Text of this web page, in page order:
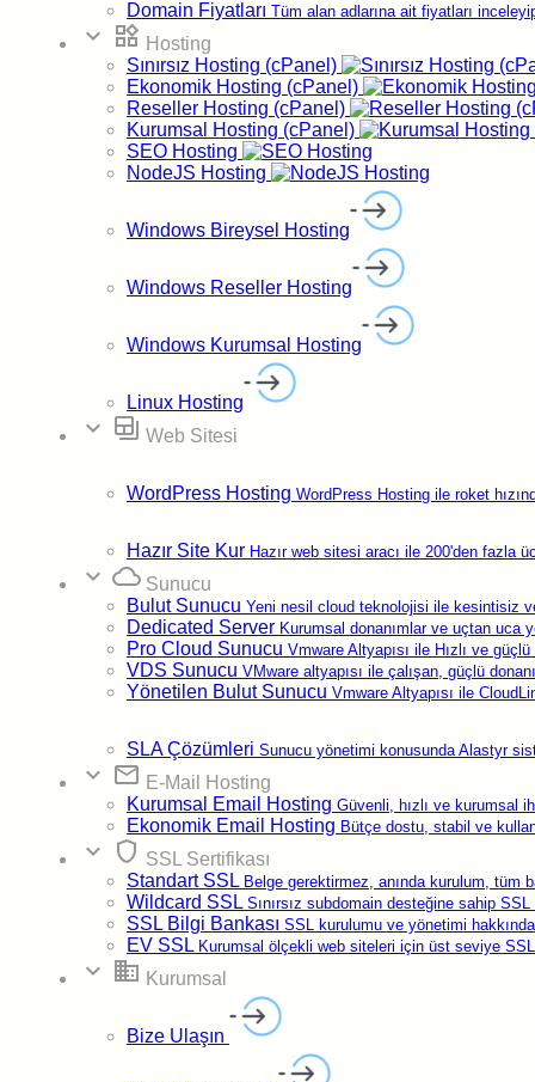
Domain Fiyatları Tüm alan adlarına ait fiyatları
expand_more widgets Hosting
Sınırsız Hosting (cPanel)
Ekonomik Hosting (cPanel)
Reseller Hosting (cPanel)
Kurumsal Hosting (cPanel)
SEO Hosting
NodeJS Hosting
Windows Bireysel Hosting
Windows Reseller Hosting
Windows Kurumsal Hosting
Linux Hosting
expand_more backup_table Web Sitesi
WordPress Hosting WordPress Hosting ile roket
Hazır Site Kur Hazır web sitesi aracı ile 200'den fazla
expand_more cloud Sunucu
Bulut Sunucu Yeni nesil cloud teknolojisi ile kesintisiz
Dedicated Server Kurumsal donanımlar ve uçtan uca
Pro Cloud Sunucu Vmware Altyapısı ile Hızlı ve
VDS Sunucu VMware altyapısı ile çalışan, güçlü
Yönetilen Bulut Sunucu Vmware Altyapısı ile
SLA Çözümleri Sunucu yönetimi konusunda Alastyr
expand_more email E-Mail Hosting
Kurumsal Email Hosting Güvenli, hızlı ve kurumsal
Ekonomik Email Hosting Bütçe dostu, stabil ve
expand_more shield SSL Sertifikası
Standart SSL Belge gerektirmez, anında kurulum, tüm
Wildcard SSL Sınırsız subdomain desteğine sahip
SSL Bilgi Bankası SSL kurulumu ve yönetimi
EV SSL Kurumsal ölçekli web siteleri için üst seviye
expand_more domain Kurumsal
Bize Ulaşın
Bilgi Bankası
WordPress Şifresi Nasıl Değiştirilir?
WordPress yönetici şifrenizi unuttuysanız, bu işlemi
cPanel üzerinden phpMyAdmin aracılığıyla kolayca
sıfırlayabilirsiniz. Aşağıdaki adımlar teknik bilgi
gerektirmeden güvenli şekilde uygulanabilir.
Tarayıcınızdanalanadiniz.com:2083
adresine
giderek cPanel kullanıcı adı ve şifreniz ile giriş yapın. Bu
bilgiler hizmet alımınız sonrası tarafınıza iletilmiştir.
phpMyAdmin’e erişin
phpMyAdminaracını açın.
phpMyAdmin ekranının sol tarafında yer alan listeden
WordPress sitenize ait veritabanını seçin. Ardından tablo
listesinden wp_userstablosuna tıklayın.
(Tablo ön eki sizde farklı olabilir.)
Şifresini değiştirmek istediğiniz kullanıcı satırında yer alan
butonuna tıklayın.